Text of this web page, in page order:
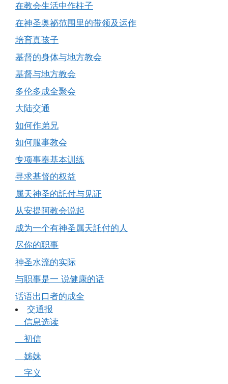
在教会生活中作柱子
在神圣奥祕范围里的带领及运作
培育真孩子
基督的身体与地方教会
基督与地方教会
多伦多成全聚会
大陆交通
如何作弟兄
如何服事教会
专项事奉基本训练
寻求基督的权益
属天神圣的託付与见证
从安提阿教会说起
成为一个有神圣属天託付的人
尽你的职事
神圣水流的实际
与职事是一 说健康的话
话语出口者的成全
交通报
信息选读
初信
姊妹
字义